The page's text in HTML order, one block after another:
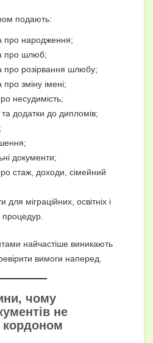
подають:
про народження;
про шлюб;
про розірвання шлюбу;
про зміну імені;
несудимість;
додатки до дипломів;
документи;
стаж, доходи, сімейний
для міграційних, освітніх і
процедур.
найчастіше виникають
вимоги наперед.
чому
не